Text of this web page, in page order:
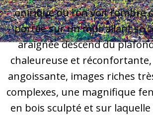
onirique ou l’on voit l’ombre
portée sur un mur allant se
araignée descend du
chaleureuse et
angoissante, images riches
complexes, une magnifique
en bois sculpté et sur